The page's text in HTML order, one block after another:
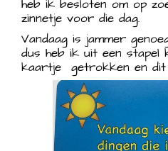
heb ik besloten om op
zinnetje voor die dag.
Vandaag is jammer
dus heb ik uit een stapel
kaartje getrokken en dit